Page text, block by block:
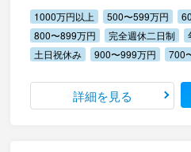
1000万円以上 500〜599万円
800〜899万円
完全週休二日制
土日祝休み
900〜999万円 700
詳細を見る